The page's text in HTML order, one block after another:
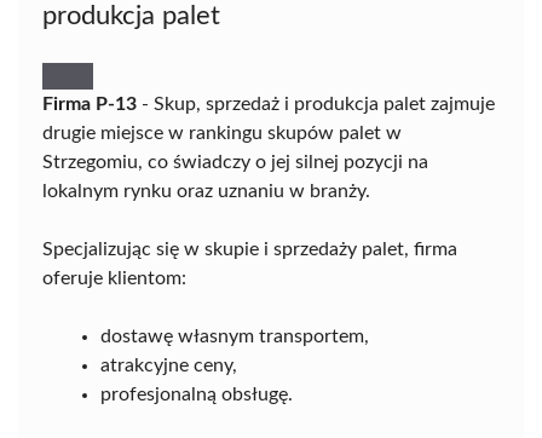
produkcja palet
Firma P-13 - Skup, sprzedaż i produkcja palet zajmuje
drugie miejsce w rankingu skupów palet w
Strzegomiu, co świadczy o jej silnej pozycji na
lokalnym rynku oraz uznaniu w branży.
Specjalizując się w skupie i sprzedaży palet, firma
oferuje klientom:
dostawę własnym transportem,
atrakcyjne ceny,
profesjonalną obsługę.